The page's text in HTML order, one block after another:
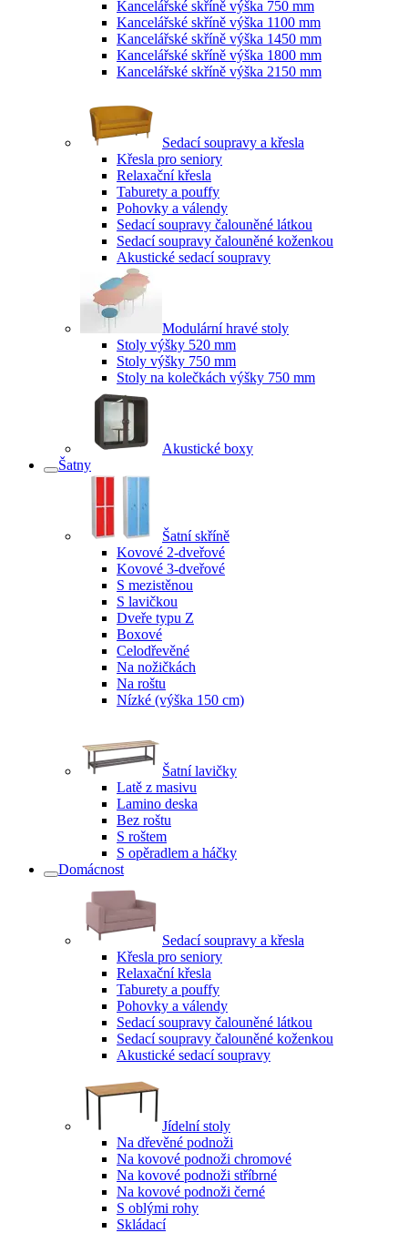
Kancelářské skříně výška 750 mm
Kancelářské skříně výška 1100 mm
Kancelářské skříně výška 1450 mm
Kancelářské skříně výška 1800 mm
Kancelářské skříně výška 2150 mm
Sedací soupravy a křesla
Křesla pro seniory
Relaxační křesla
Taburety a pouffy
Pohovky a válendy
Sedací soupravy čalouněné látkou
Sedací soupravy čalouněné koženkou
Akustické sedací soupravy
Modulární hravé stoly
Stoly výšky 520 mm
Stoly výšky 750 mm
Stoly na kolečkách výšky 750 mm
Akustické boxy
Šatny
Šatní skříně
Kovové 2-dveřové
Kovové 3-dveřové
S mezistěnou
S lavičkou
Dveře typu Z
Boxové
Celodřevěné
Na nožičkách
Na roštu
Nízké (výška 150 cm)
Šatní lavičky
Latě z masivu
Lamino deska
Bez roštu
S roštem
S opěradlem a háčky
Domácnost
Sedací soupravy a křesla
Křesla pro seniory
Relaxační křesla
Taburety a pouffy
Pohovky a válendy
Sedací soupravy čalouněné látkou
Sedací soupravy čalouněné koženkou
Akustické sedací soupravy
Jídelní stoly
Na dřevěné podnoži
Na kovové podnoži chromové
Na kovové podnoži stříbrné
Na kovové podnoži černé
S oblými rohy
Skládací